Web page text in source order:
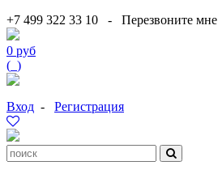
+7 499 322 33 10 - Перезвоните мне
0 руб
( )
Вход - Регистрация